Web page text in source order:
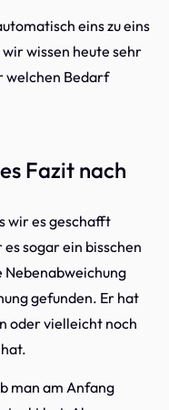
eins zu eins
wissen heute sehr
welchen Bedarf
Fazit nach
wir es geschafft
sogar ein bisschen
gefunden. Er hat
oder vielleicht noch
man am Anfang